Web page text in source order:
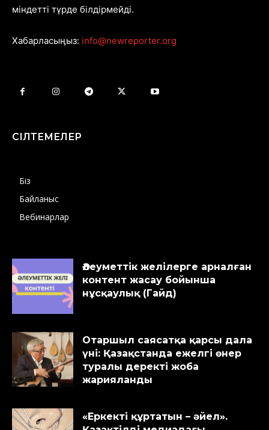
міндетті түрде білдірмейді.
Хабарласыңыз: info@newreporter.org
СІЛТЕМЕЛЕР
Біз
Байланыс
Вебинарлар
Әлеуметтік желілерге арналған
контент жасау бойынша
нұсқаулық (Гайд)
Отаршыл саясатқа қарсы дала
үні: Қазақстанда ежелгі өнер
туралы деректі жоба
жарияланды
«Еркекті құртатын – әйел».